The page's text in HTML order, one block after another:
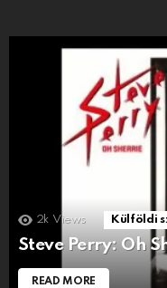
2k Views Külföldi
Steve Perry: Oh
READ MORE